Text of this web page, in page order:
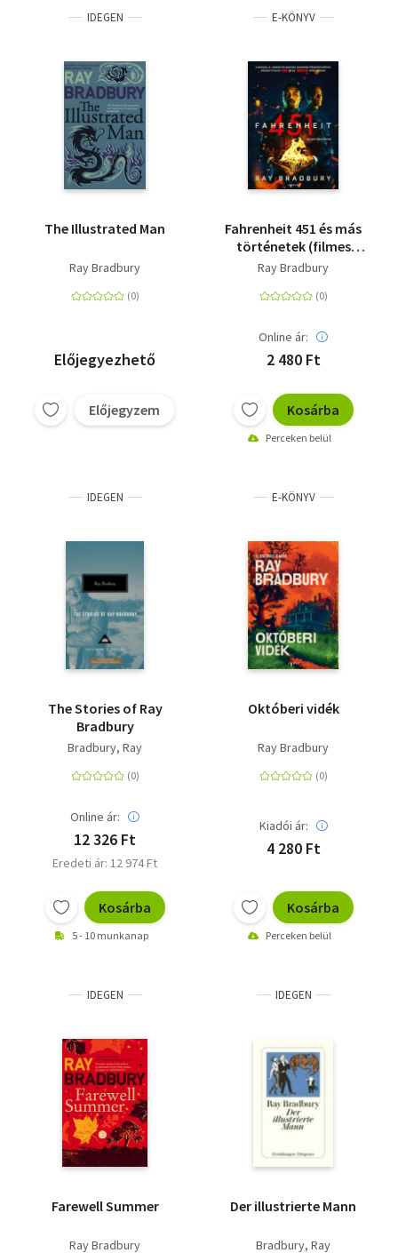
IDEGEN
The Illustrated Man
Ray Bradbury
Előjegyezhető
Előjegyzem
E-KÖNYV
Fahrenheit 451 és más
történetek (filmes
borítóval)
Ray Bradbury
Online ár:
2 480 Ft
Kosárba
Perceken belül
IDEGEN
The Stories of Ray
Bradbury
Bradbury, Ray
Online ár:
12 326 Ft
Eredeti ár: 12 974 Ft
Kosárba
5 - 10 munkanap
E-KÖNYV
Októberi vidék
Ray Bradbury
Kiadói ár:
4 280 Ft
Kosárba
Perceken belül
IDEGEN
Farewell Summer
Ray Bradbury
IDEGEN
Der illustrierte Mann
Bradbury, Ray